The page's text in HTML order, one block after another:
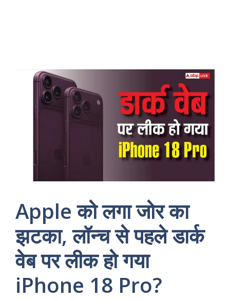
Apple को लगा जोर का
झटका, लॉन्च से पहले डार्क
वेब पर लीक हो गया
iPhone 18 Pro?